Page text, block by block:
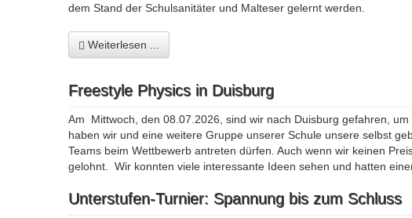
dem Stand der Schulsanitäter und Malteser gelernt werden.
Weiterlesen ...
Freestyle Physics in Duisburg
Am Mittwoch, den 08.07.2026, sind wir nach Duisburg gefahren,
haben wir und eine weitere Gruppe unserer Schule unsere selbst
Teams beim Wettbewerb antreten dürfen. Auch wenn wir keinen
gelohnt. Wir konnten viele interessante Ideen sehen und hatten
Unterstufen-Turnier: Spannung bis zum Schluss